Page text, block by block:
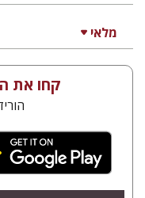
מלאי
קחו את